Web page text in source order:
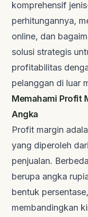
komprehensif
perhitungannya,
online, dan
solusi strategis
profitabilitas
pelanggan di luar
Memahami Profit
Angka
Profit margin
yang diperoleh
penjualan.
berupa angka
bentuk
membandingkan